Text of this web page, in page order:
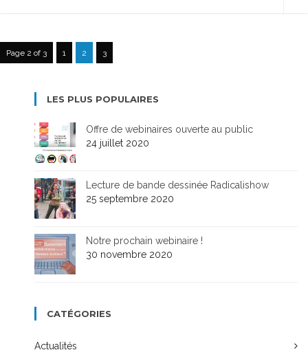
Page 2 of 3 1 2 3
LES PLUS POPULAIRES
Offre de webinaires ouverte au public
24 juillet 2020
Lecture de bande dessinée Radicalishow
25 septembre 2020
Notre prochain webinaire !
30 novembre 2020
CATÉGORIES
Actualités